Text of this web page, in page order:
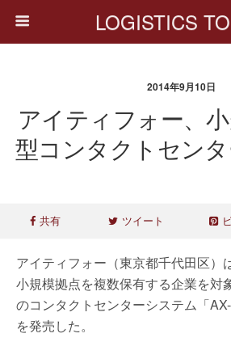
LOGISTICS
2014年9月10日
アイティフォー、
型コンタクトセン
共有 ツイート
アイティフォー（東京都千代田区）
小規模拠点を複数保有する企業を対
のコンタクトセンターシステム「
を発売した。